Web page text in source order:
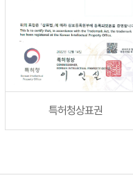
특허청상표권